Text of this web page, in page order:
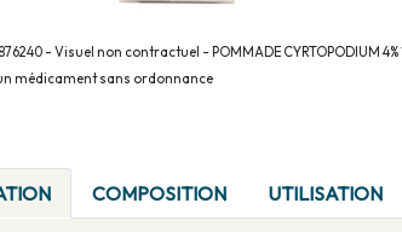
- Visuel non contractuel - POMMADE CYRTOPODIUM 4%
médicament sans ordonnance
COMPOSITION UTILISATION